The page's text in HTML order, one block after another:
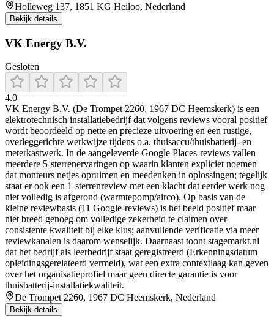
Holleweg 137, 1851 KG Heiloo, Nederland
Bekijk details
VK Energy B.V.
Gesloten
4.0
VK Energy B.V. (De Trompet 2260, 1967 DC Heemskerk) is een
elektrotechnisch installatiebedrijf dat volgens reviews vooral positief
wordt beoordeeld op nette en precieze uitvoering en een rustige,
overleggerichte werkwijze tijdens o.a. thuisaccu/thuisbatterij- en
meterkastwerk. In de aangeleverde Google Places-reviews vallen
meerdere 5-sterrenervaringen op waarin klanten expliciet noemen
dat monteurs netjes opruimen en meedenken in oplossingen; tegelijk
staat er ook een 1-sterrenreview met een klacht dat eerder werk nog
niet volledig is afgerond (warmtepomp/airco). Op basis van de
kleine reviewbasis (11 Google-reviews) is het beeld positief maar
niet breed genoeg om volledige zekerheid te claimen over
consistente kwaliteit bij elke klus; aanvullende verificatie via meer
reviewkanalen is daarom wenselijk. Daarnaast toont stagemarkt.nl
dat het bedrijf als leerbedrijf staat geregistreerd (Erkenningsdatum
opleidingsgerelateerd vermeld), wat een extra contextlaag kan geven
over het organisatieprofiel maar geen directe garantie is voor
thuisbatterij-installatiekwaliteit.
De Trompet 2260, 1967 DC Heemskerk, Nederland
Bekijk details